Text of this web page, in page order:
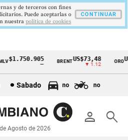
$1.750.905 BRENTUS$73,48
▼ 1.12
ORO
Sabado no no
person search
Agosto de 2026
y de terceros con fines
Puede aceptarlas o
nuestra politica de cookies
CONTINUAR